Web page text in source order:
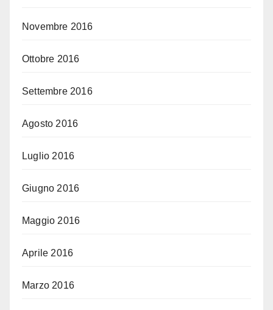
Novembre 2016
Ottobre 2016
Settembre 2016
Agosto 2016
Luglio 2016
Giugno 2016
Maggio 2016
Aprile 2016
Marzo 2016